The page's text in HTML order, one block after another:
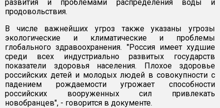
развития и проблемами распределения воды и
продовольствия.
В числе важнейших угроз также указаны угрозы
экологические и климатические и проблемы
глобального здравоохранения. "Россия имеет худшие
среди всех индустриально развитых государств
показатели здоровья населения. Плохое здоровье
российских детей и молодых людей в совокупности с
падением рождаемости угрожает способности
российских вооруженных сил привлекать
новобранцев", - говорится в документе.